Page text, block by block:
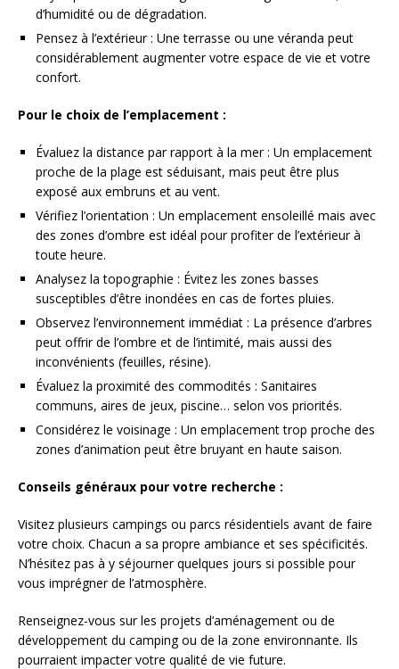
d’humidité ou de dégradation.
Pensez à l’extérieur : Une terrasse ou une véranda peut
considérablement augmenter votre espace de vie et votre
confort.
Pour le choix de l’emplacement :
Évaluez la distance par rapport à la mer : Un emplacement
proche de la plage est séduisant, mais peut être plus
exposé aux embruns et au vent.
Vérifiez l’orientation : Un emplacement ensoleillé mais avec
des zones d’ombre est idéal pour profiter de l’extérieur à
toute heure.
Analysez la topographie : Évitez les zones basses
susceptibles d’être inondées en cas de fortes pluies.
Observez l’environnement immédiat : La présence d’arbres
peut offrir de l’ombre et de l’intimité, mais aussi des
inconvénients (feuilles, résine).
Évaluez la proximité des commodités : Sanitaires
communs, aires de jeux, piscine… selon vos priorités.
Considérez le voisinage : Un emplacement trop proche des
zones d’animation peut être bruyant en haute saison.
Conseils généraux pour votre recherche :
Visitez plusieurs campings ou parcs résidentiels avant de faire
votre choix. Chacun a sa propre ambiance et ses spécificités.
N’hésitez pas à y séjourner quelques jours si possible pour
vous imprégner de l’atmosphère.
Renseignez-vous sur les projets d’aménagement ou de
développement du camping ou de la zone environnante. Ils
pourraient impacter votre qualité de vie future.